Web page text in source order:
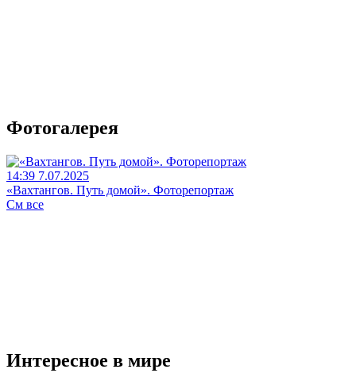
Фотогалерея
14:39 7.07.2025
«Вахтангов. Путь домой». Фоторепортаж
См все
Интересное в мире